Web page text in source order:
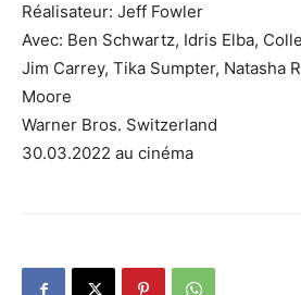
Réalisateur: Jeff Fowler
Avec: Ben Schwartz, Idris Elba,
Jim Carrey, Tika Sumpter, Natasha
Moore
Warner Bros. Switzerland
30.03.2022 au cinéma